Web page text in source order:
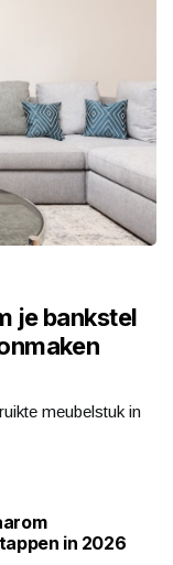
je bankstel
meubelstuk in
in 2026